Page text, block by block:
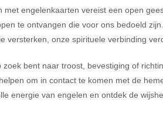
met engelenkaarten vereist een open
te ontvangen die voor ons bedoeld
versterken, onze spirituele verbinding
zoek bent naar troost, bevestiging of
om in contact te komen met de
energie van engelen en ontdek de